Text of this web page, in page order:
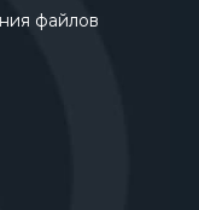
файлов